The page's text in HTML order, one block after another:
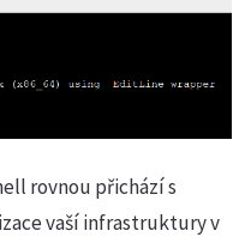
rovnou přichází s
vaší infrastruktury v